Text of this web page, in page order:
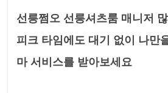
선릉쩜오 선릉셔츠룸 매니저
피크 타임에도 대기 없이 나만
마 서비스를 받아보세요